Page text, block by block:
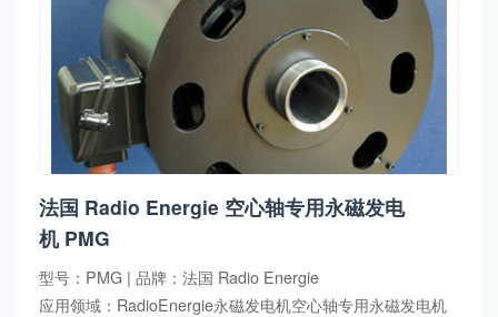
法国 Radio Energie 空心轴专用永磁发电
机 PMG
型号：PMG | 品牌：法国 Radio Energie
应用领域：RadioEnergie永磁发电机空心轴专用永磁发电机